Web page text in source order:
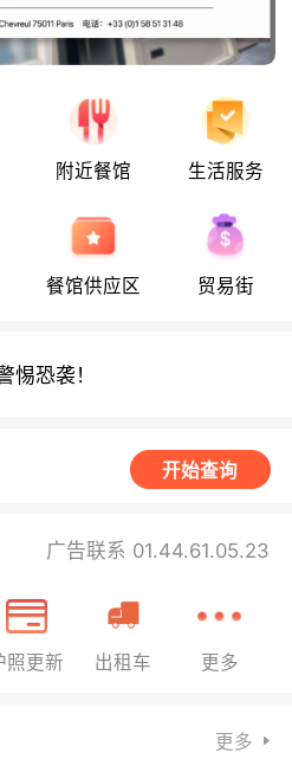
附近餐馆 生活服务
餐馆供应区 贸易街
惕恐袭！
惕恐袭！
惕恐袭！
开始查询
广告联系 01.44.61.05.23
照更新 出租车 更多
更多